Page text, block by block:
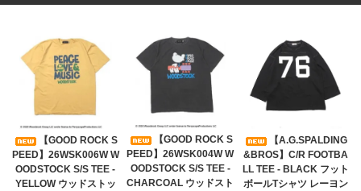
【GOOD ROCK S
PEED】26WSK006W W
OODSTOCK S/S TEE -
YELLOW ウッドストッ
【GOOD ROCK S
PEED】26WSK004W W
OODSTOCK S/S TEE -
CHARCOAL ウッドスト
【A.G.SPALDING
&BROS】C/R FOOTBA
LL TEE - BLACK フット
ボールTシャツ レーヨン